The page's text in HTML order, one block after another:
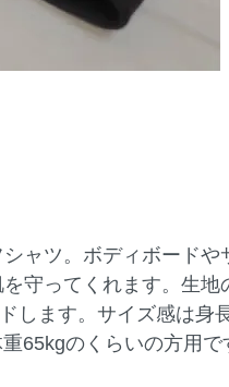
ャツ。ボディボードや
守ってくれます。生地
します。サイズ感は身
65kgのくらいの方用で